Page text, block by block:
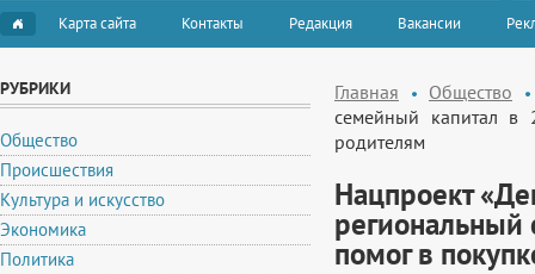
Карта сайта Контакты Редакция Вакансии
РУБРИКИ
Общество
Происшествия
Культура и искусство
Экономика
Политика
Главная
Общество
семейный капитал
родителям
Нацпроект
региональный
помог в